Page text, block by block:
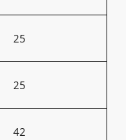
25
25
42